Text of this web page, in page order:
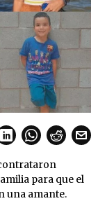
para que el
una amante.